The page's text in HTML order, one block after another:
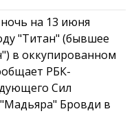
на 13 июня
"Титан" (бывшее
в оккупированном
РБК-
Сил
Бровди в